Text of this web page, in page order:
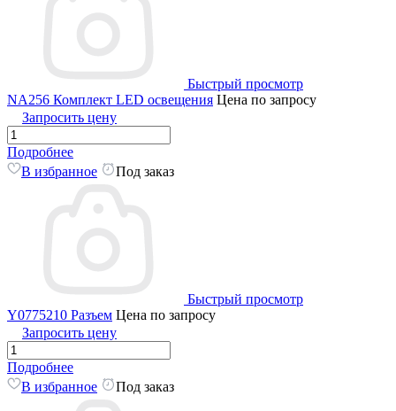
Быстрый просмотр
NA256 Комплект LED освещения Цена по запросу
Запросить цену
Подробнее
В избранное
Под заказ
Быстрый просмотр
Y0775210 Разъем Цена по запросу
Запросить цену
Подробнее
В избранное
Под заказ